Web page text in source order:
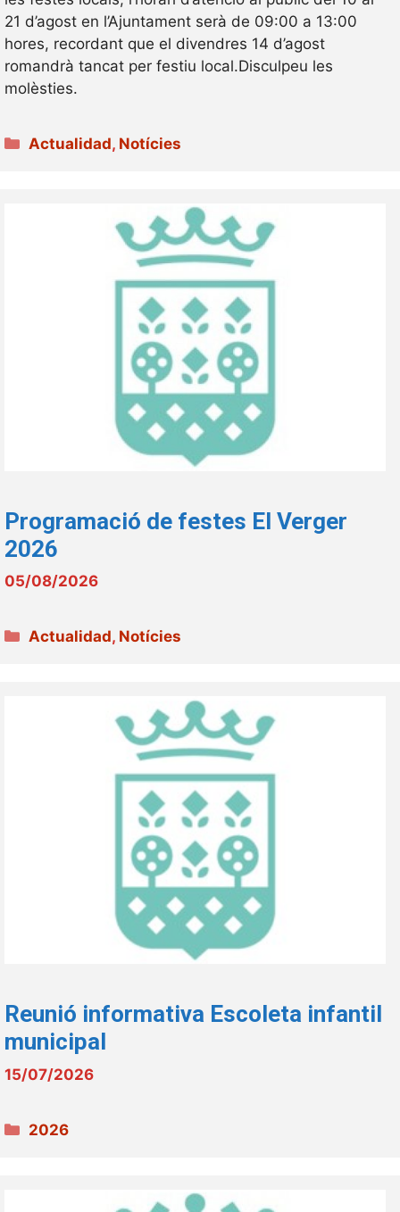
21 d’agost en l’Ajuntament serà de 09:00 a 13:00
hores, recordant que el divendres 14 d’agost
romandrà tancat per festiu local.Disculpeu les
molèsties.
Categories
Actualidad, Notícies
Programació de festes El Verger
2026
05/08/2026
Categories
Actualidad, Notícies
Reunió informativa Escoleta infantil
municipal
15/07/2026
Categories
2026